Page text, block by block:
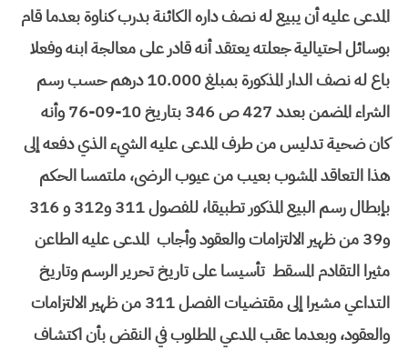
المدعى عليه أن يبيع له نصف داره الكائنة بدرب كناوة بعدما قام
بوسائل احتيالية جعلته يعتقد أنه قادر على معالجة ابنه وفعلا
باع له نصف الدار المذكورة بمبلغ 10.000 درهم حسب رسم
الشراء المضمن بعدد 427 ص 346 بتاريخ 10-09-76 وأنه
كان ضحية تدليس من طرف المدعى عليه الشيء الذي دفعه إلى
هذا التعاقد المشوب بعيب من عيوب الرضى، ملتمسا الحكم
بإبطال رسم البيع المذكور تطبيقا، للفصول 311 و312 و 316
و39 من ظهير الالتزامات والعقود وأجاب المدعى عليه الطاعن
مثيرا التقادم المسقط تأسيسا على تاريخ تحرير الرسم وتاريخ
التداعي مشيرا إلى مقتضيات الفصل 311 من ظهير الالتزامات
والعقود، وبعدما عقب المدعي المطلوب في النقض بأن اكتشاف